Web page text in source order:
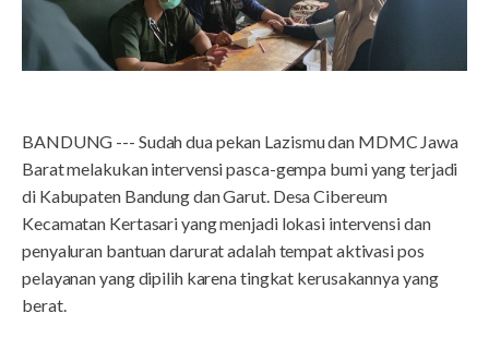
BANDUNG --- Sudah dua pekan Lazismu dan MDMC Jawa
Barat melakukan intervensi pasca-gempa bumi yang terjadi
di Kabupaten Bandung dan Garut. Desa Cibereum
Kecamatan Kertasari yang menjadi lokasi intervensi dan
penyaluran bantuan darurat adalah tempat aktivasi pos
pelayanan yang dipilih karena tingkat kerusakannya yang
berat.